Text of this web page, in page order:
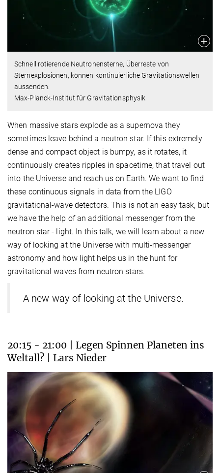
Schnell rotierende Neutronensterne, Überreste von
Sternexplosionen, können kontinuierliche Gravitationswellen
aussenden.
Max-Planck-Institut für Gravitationsphysik
When massive stars explode as a supernova they
sometimes leave behind a neutron star. If this extremely
dense and compact object is bumpy, as it rotates, it
continuously creates ripples in spacetime, that travel out
into the Universe and reach us on Earth. We want to find
these continuous signals in data from the LIGO
gravitational-wave detectors. This is not an easy task, but
we have the help of an additional messenger from the
neutron star - light. In this talk, we will learn about a new
way of looking at the Universe with multi-messenger
astronomy and how light helps us in the hunt for
gravitational waves from neutron stars.
A new way of looking at the Universe.
20:15 - 21:00 | Legen Spinnen Planeten ins
Weltall? | Lars Nieder